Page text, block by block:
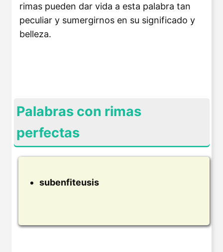
rimas pueden dar vida a esta palabra tan
peculiar y sumergirnos en su significado y
belleza.
Palabras con rimas
perfectas
subenfiteusis